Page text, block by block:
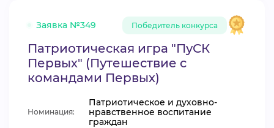
Заявка №349 Победитель конкурса
Патриотическая игра "ПуСК
Первых" (Путешествие с
командами Первых)
Номинация:
Патриотическое и духовно-
нравственное воспитание
граждан